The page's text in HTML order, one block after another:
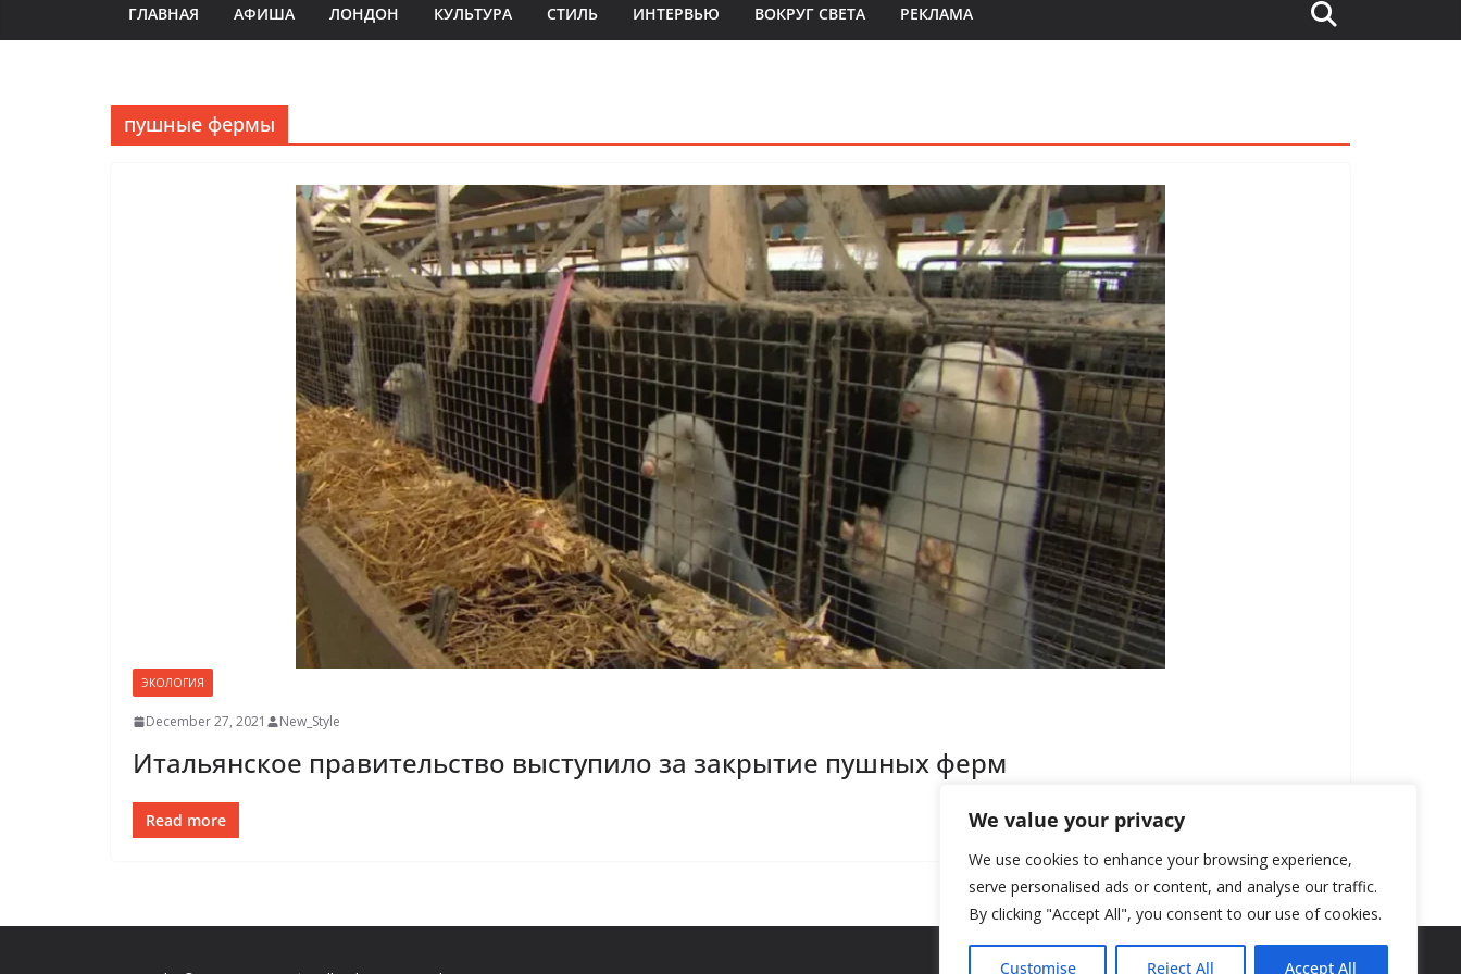
We value your privacy
We use cookies to enhance your browsing experience,
serve personalised ads or content, and analyse our traffic.
By clicking "Accept All", you consent to our use of cookies.
Customise Reject All Accept All
ГЛАВНАЯ АФИША ЛОНДОН КУЛЬТУРА СТИЛЬ ИНТЕРВЬЮ ВОКРУГ СВЕТА РЕКЛАМА
пушные фермы
ЭКОЛОГИЯ
December 27, 2021 New_Style
Итальянское правительство выступило за закрытие пушных ферм
Read more